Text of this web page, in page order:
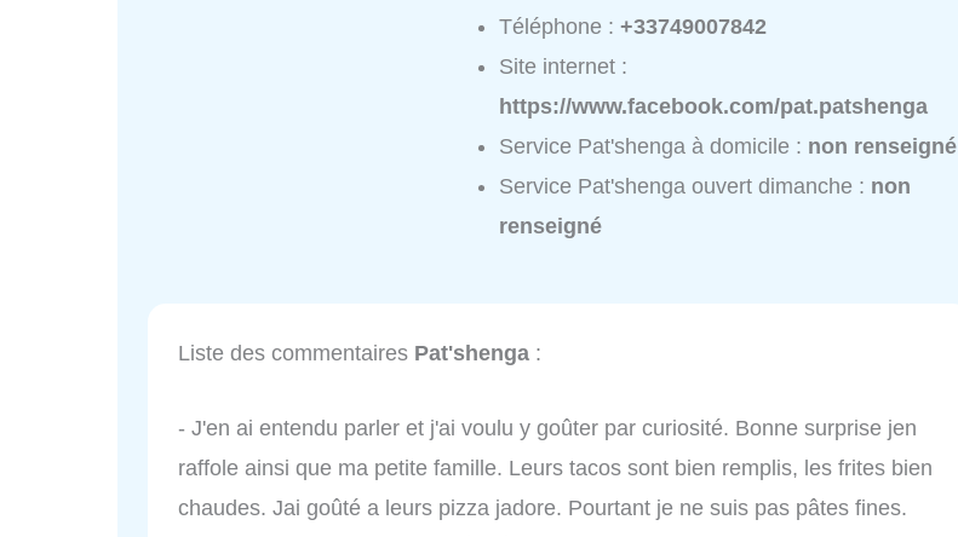
Téléphone :+33749007842
Site internet :
https://www.facebook.com/pat.patshenga
Service Pat'shenga à domicile : non renseigné
Service Pat'shenga ouvert dimanche : non
renseigné
Liste des commentaires Pat'shenga :
- J'en ai entendu parler et j'ai voulu y goûter par curiosité. Bonne surprise jen
raffole ainsi que ma petite famille. Leurs tacos sont bien remplis, les frites bien
chaudes. Jai goûté a leurs pizza jadore. Pourtant je ne suis pas pâtes fines.